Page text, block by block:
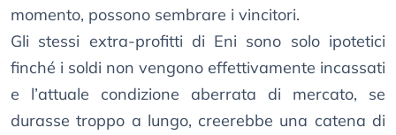
momento, possono sembrare i vincitori.
Gli stessi extra-profitti di Eni sono solo ipotetici
finché i soldi non vengono effettivamente incassati
e l’attuale condizione aberrata di mercato, se
durasse troppo a lungo, creerebbe una catena di